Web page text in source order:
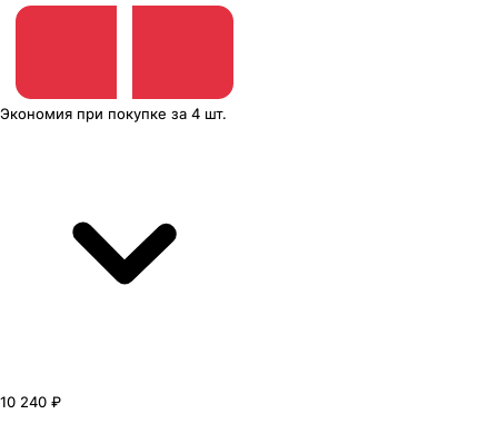
Экономия при покупке за 4 шт.
10 240 ₽